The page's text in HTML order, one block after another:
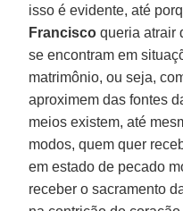
isso é evidente, até
Francisco queria atrair
se encontram em
matrimônio, ou seja,
aproximem das fontes
meios existem, até
modos, quem quer
em estado de pecado
receber o sacramento